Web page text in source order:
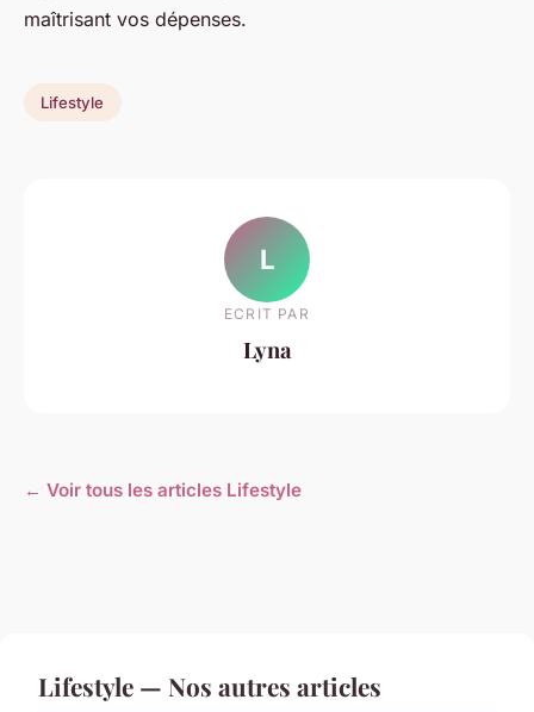
maîtrisant vos dépenses.
Lifestyle
L
ECRIT PAR
Lyna
← Voir tous les articles Lifestyle
Lifestyle — Nos autres articles